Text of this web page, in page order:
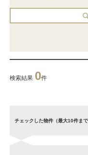
検索結果 0件
チェックした物件（最大10件ま